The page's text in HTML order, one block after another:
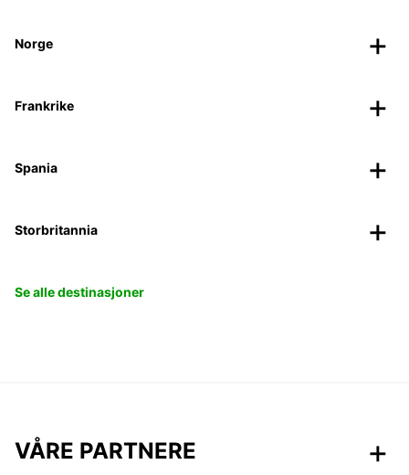
Norge
Frankrike
Spania
Storbritannia
Se alle destinasjoner
VÅRE PARTNERE